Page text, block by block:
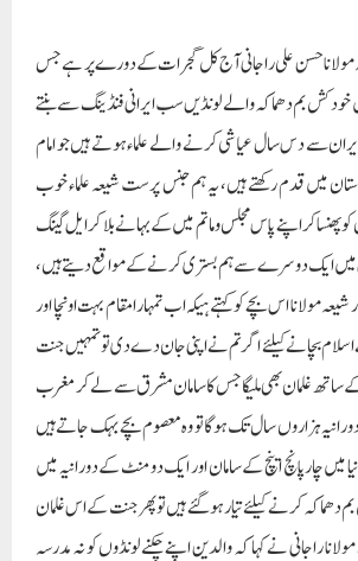
اسلام بچانے کیلئے اگر تم نے اپنی جان دے دی توتمہیں جنت
ساتھ غلمان بھی ملیگا جس کا سامان مشرق سے لے کر مغرب
ہزاروں سال تک ہوگا تو وہ معصوم بچے بہک جاتے ہیں
چار پانچ اینچ کے سامان اور ایک دو منٹ کے دورانیہ میں
بم دھماکہ کرنے کیلئے تیار ہو گئے ہیں تو پھر جنت کے اس غلمان
راجانی نے کہا کہ والدین اپنے چکنے لونڈوں کو نہ مدرسہ
بھیجے کونکہ ان بیچارے مولویوں کو مدرسوں کی زندگی سے
بھی دیکھنے کو تو کیا کبھی کسی مولوی پارک وارک یا فلم
اس لئے یہ مولوی لونڈوں کے ساتھ ہی اپنا ہاتھ صاف کرکے
پھرنے دیگی اور نہ کبھی فلم وغیرہ دیکھنے دیگی یا کہیں اور ہمیں
قوم بچپنے سے لیکر بوڑھے ہونے تک اپنے چکنے چکنے لونڈیں
لونڈوں پر قناعت کر لیتے ہیں، لہذا مولانا راجانی نے کہا کہ
یا مدارس میں بالکل نہ بھیجے ورنہ ان کے لڑکوں کی دنیا کے